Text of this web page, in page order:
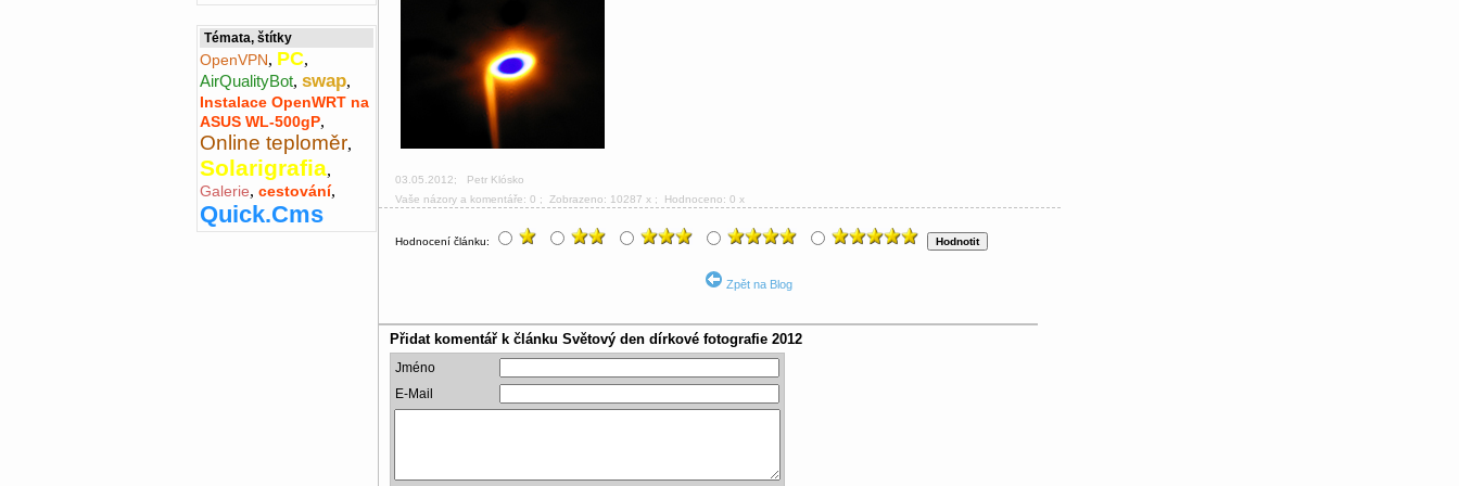
03.05.2012; Petr Klósko
Vaše názory a komentáře: 0 ; Zobrazeno: 10287 x ; Hodnoceno: 0 x
Hodnocení článku:
Zpět na Blog
Přidat komentář k článku Světový den dírkové fotografie 2012
Jméno
E-Mail
Témata, štítky
OpenVPN, PC,
AirQualityBot, swap,
Instalace OpenWRT na
ASUS WL-500gP,
Online teploměr,
Solarigrafia,
Galerie, cestování,
Quick.Cms